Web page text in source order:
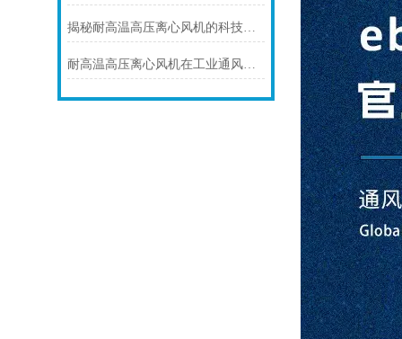
揭秘耐高温高压离心风机的科技力量！
耐高温高压离心风机在工业通风方面发挥着重要作用